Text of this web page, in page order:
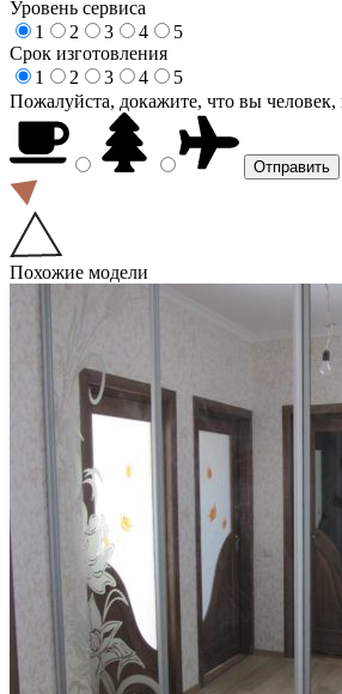
Уровень сервиса
1
2 3 4
5
Срок изготовления
1
2 3 4
5
Пожалуйста, докажите, что вы человек,
Похожие модели